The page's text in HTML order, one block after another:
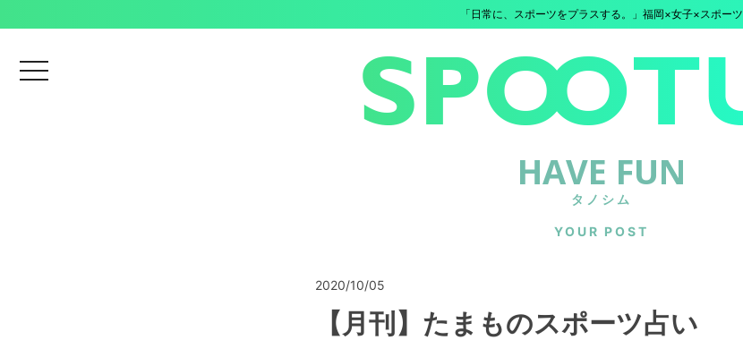
「日常に、スポーツをプラスする。」福岡×女子×スポーツ
menu
HAVE FUN
タノシム
YOUR POST
2020/10/05
【月刊】たまものスポーツ占い